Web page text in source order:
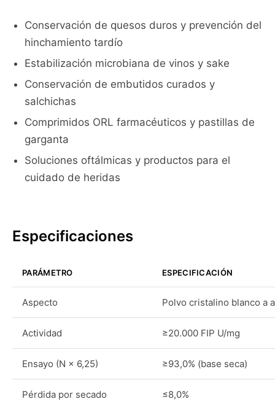
Conservación de quesos duros y prevención del
hinchamiento tardío
Estabilización microbiana de vinos y sake
Conservación de embutidos curados y
salchichas
Comprimidos ORL farmacéuticos y pastillas de
garganta
Soluciones oftálmicas y productos para el
cuidado de heridas
Especificaciones
PARÁMETRO ESPECIFICACIÓN
Aspecto Polvo cristalino blanco a
Actividad ≥20.000 FIP U/mg
Ensayo (N × 6,25) ≥93,0% (base seca)
Pérdida por secado ≤8,0%